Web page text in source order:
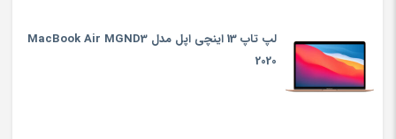
لپ تاپ 13 اینچی اپل مدل MacBook Air MGND3
2020